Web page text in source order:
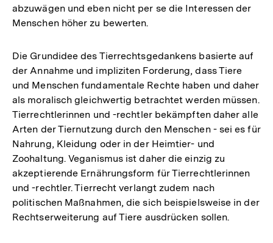
abzuwägen und eben nicht per se die Interessen der
Menschen höher zu bewerten.
Die Grundidee des Tierrechtsgedankens basierte auf
der Annahme und impliziten Forderung, dass Tiere
und Menschen fundamentale Rechte haben und daher
als moralisch gleichwertig betrachtet werden müssen.
Tierrechtlerinnen und -rechtler bekämpften daher alle
Arten der Tiernutzung durch den Menschen - sei es für
Nahrung, Kleidung oder in der Heimtier- und
Zoohaltung. Veganismus ist daher die einzig zu
akzeptierende Ernährungsform für Tierrechtlerinnen
und -rechtler. Tierrecht verlangt zudem nach
politischen Maßnahmen, die sich beispielsweise in der
Rechtserweiterung auf Tiere ausdrücken sollen.